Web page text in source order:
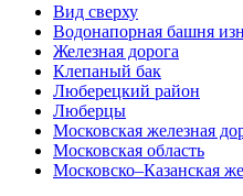
Вид сверху
Водонапорная башня
Железная дорога
Клепаный бак
Люберецкий район
Люберцы
Московская железная
Московская область
Московско–Казанская